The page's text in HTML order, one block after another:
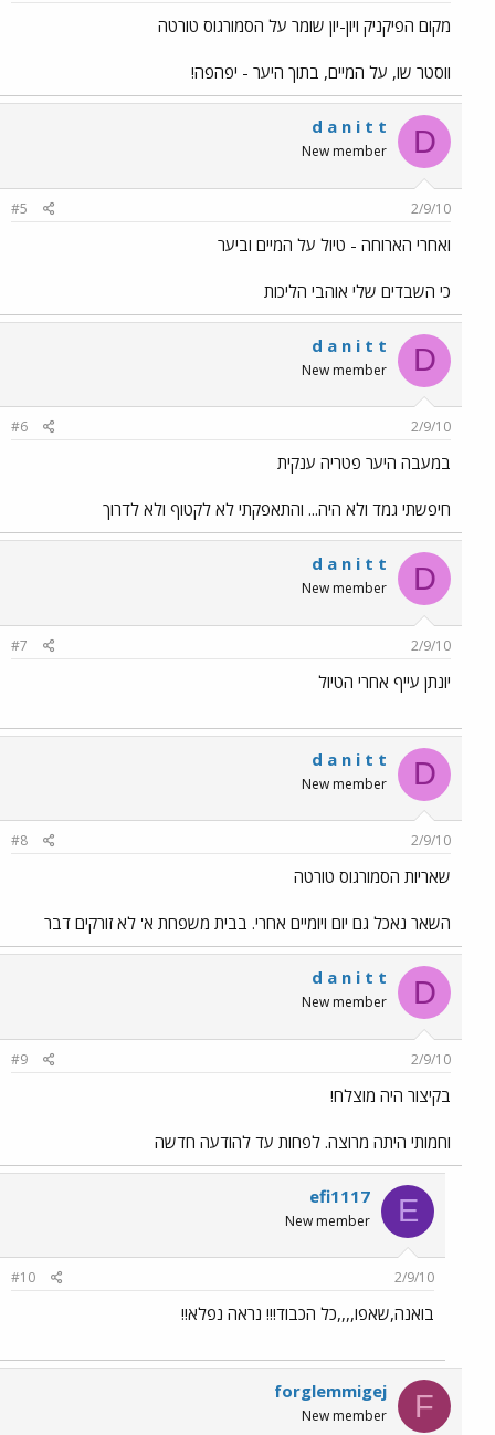
מקום הפיקניק ויון-יון שומר על הסמורגוס טורטה
ווסטר שו, על המיים, בתוך היער - יפהפה!
D
d a n i t t
New member
2/9/10
#5
ואחרי הארוחה - טיול על המיים וביער
כי השבדים שלי אוהבי הליכות
D
d a n i t t
New member
2/9/10
#6
במעבה היער פטריה ענקית
חיפשתי גמד ולא היה... והתאפקתי לא לקטוף ולא לדרוך
D
d a n i t t
New member
2/9/10
#7
יונתן עייף אחרי הטיול
D
d a n i t t
New member
2/9/10
#8
שאריות הסמורגוס טורטה
השאר נאכל גם יום ויומיים אחרי. בבית משפחת א' לא זורקים דבר
D
d a n i t t
New member
2/9/10
#9
בקיצור היה מוצלח!
וחמותי היתה מרוצה. לפחות עד להודעה חדשה
E
efi1117
New member
2/9/10
#10
בואנה,שאפו,,,,כל הכבוד!!! נראה נפלא!!
F
forglemmigej
New member